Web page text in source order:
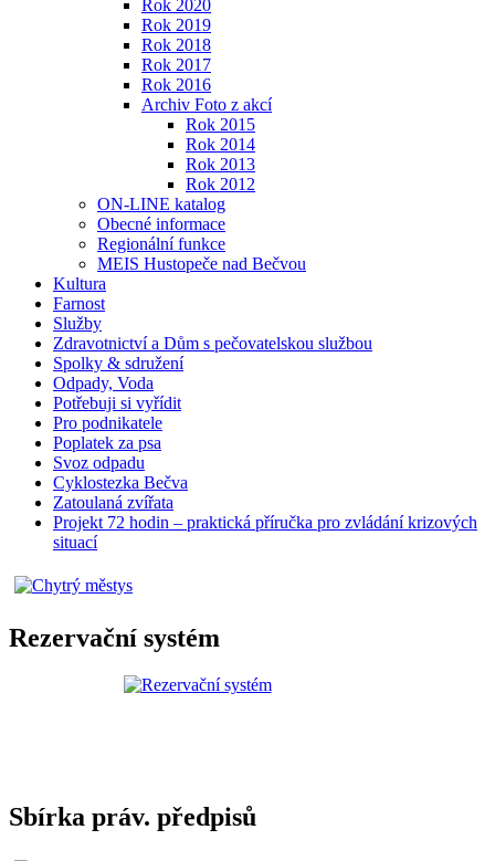
Rok 2020
Rok 2019
Rok 2018
Rok 2017
Rok 2016
Archiv Foto z akcí
Rok 2015
Rok 2014
Rok 2013
Rok 2012
ON-LINE katalog
Obecné informace
Regionální funkce
MEIS Hustopeče nad Bečvou
Kultura
Farnost
Služby
Zdravotnictví a Dům s pečovatelskou službou
Spolky & sdružení
Odpady, Voda
Potřebuji si vyřídit
Pro podnikatele
Poplatek za psa
Svoz odpadu
Cyklostezka Bečva
Zatoulaná zvířata
Projekt 72 hodin – praktická příručka pro zvládání krizových
situací
Rezervační systém
Sbírka práv. předpisů